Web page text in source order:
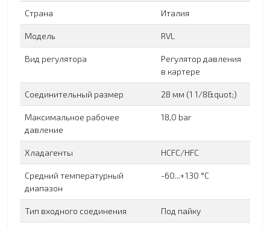
Страна Италия
Модель RVL
Вид регулятора
Регулятор давления
в картере
Соединительный размер 28 мм (1 1/8&quot;)
Максимальное рабочее
давление
18,0 bar
Хладагенты HCFC/HFC
Средний температурный
диапазон
-60...+130 °C
Тип входного соединения Под пайку